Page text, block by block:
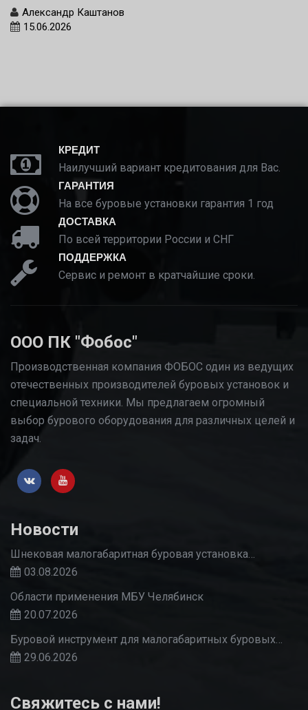
Александр Каштанов
15.06.2026
КРЕДИТ
Наилучший вариант кредитования для Вас.
ГАРАНТИЯ
На все буровые установки гарантия 1 год
ДОСТАВКА
По всей территории России и СНГ
ПОДДЕРЖКА
Сервис и ремонт в кратчайшие сроки.
ООО ПК "Фобос"
Производственная компания ФОБОС один из ведущих
отечественных производителей буровых установок и
специальной техники. Мы предлагаем огромный
выбор бурового оборудования для различных целей и
задач.
Новости
Шнековая малогабаритная буровая установка…
03.08.2026
Области применения МБУ Челябинск
20.07.2026
Буровой инструмент для малогабаритных буровых…
29.06.2026
Свяжитесь с нами!